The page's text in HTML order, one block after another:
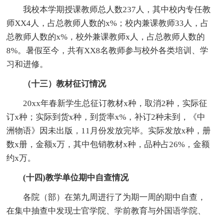
我校本学期授课教师总人数237人，其中校内专任教
师XX4人，占总教师人数的x%；校内兼课教师33人，占
总教师人数的x%，校外兼课教师x人，占总教师人数的
8%。暑假至今，共有XX8名教师参与校外各类培训、学
习和进修。
（十三）教材征订情况
20xx年春新学生总征订教材x种，取消2种，实际征
订x种；实际到货x种，到货率x%，补订2种未到，《中
洲物语》因未出版，11月份发放完毕。实际发放x种，册
数x册，金额x万，其中包销教材x种，品种占26%，金额
约x万。
(十四)教学单位期中自查情况
各院（部）在第九周进行了为期一周的期中自查，
在集中抽查中发现士官学院、学前教育与外国语学院、